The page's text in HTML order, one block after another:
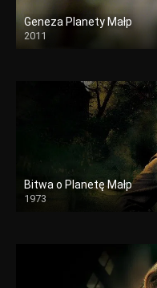
Geneza Planety Małp
2011
Bitwa o Planetę Małp
1973